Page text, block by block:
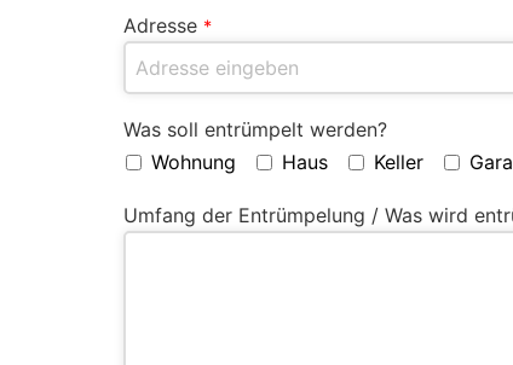
Adresse *
Was soll entrümpelt werden?
Wohnung
Haus Keller
Umfang der Entrümpelung / Was wird